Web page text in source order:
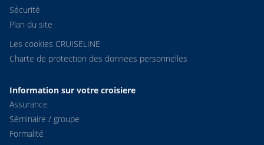
Sécurité
Plan du site
Les cookies CRUISELINE
Charte de protection des donnees personnelles
Information sur votre croisiere
Assurance
Séminaire / groupe
Formalité